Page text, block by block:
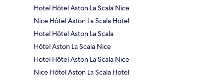
Hotel Hôtel Aston La Scala Nice
Nice Hôtel Aston La Scala Hotel
Hotel Hôtel Aston La Scala
Hôtel Aston La Scala Nice
Hotel Hôtel Aston La Scala Nice
Nice Hôtel Aston La Scala Hotel